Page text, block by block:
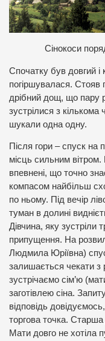
Сінокоси
Спочатку був довгий і
погіршувалася. Стояв
дрібний дощ, що пару
зустрілися з кількома
шукали одна одну.
Після гори – спуск на
місць сильним
впевнені, що точно
компасом найбільш
по ньому. Під вечір
туман в долині
Дівчина, яку зустріли
припущення. На
Людмила Юріївна)
залишається чекати з
зустрічаємо сім’ю
заготівлею сіна.
відповідь
торгова точка.
Мати довго не хотіла